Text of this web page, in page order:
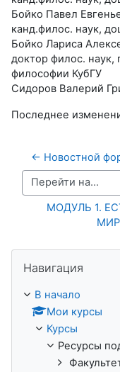
Бойко Павел
канд.филос. наук,
Бойко Лариса
доктор филос. наук,
философии КубГУ
Сидоров Валерий
Последнее
← Новостной
Перейти на...
МОДУЛЬ 1.
Навигация
В начало
Мои курсы
Курсы
Ресурсы